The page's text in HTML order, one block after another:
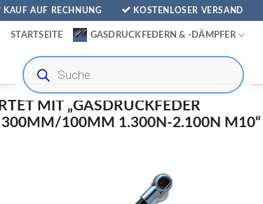
KAUF AUF RECHNUNG KOSTENLOSER VERSAND
STARTSEITE GASDRUCKFEDERN & -DÄMPFER
Products
search
MIT „GASDRUCKFEDER
300MM/100MM 1.300N-2.100N M10“